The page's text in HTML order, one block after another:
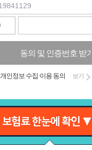
동의 및 인증번호 받기
개인정보 수집·이용 동의 보기
보험료 한눈에 확인 ▼